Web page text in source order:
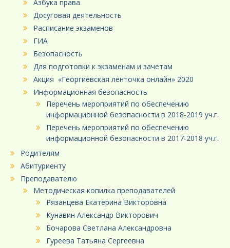
Азбука права
Досуговая деятельность
Расписание экзаменов
ГИА
Безопасность
Для подготовки к экзаменам и зачетам
Акция «Георгиевская ленточка онлайн» 2020
Информационная безопасность
Перечень мероприятий по обеспечению
информационной безопасности в 2018-2019 уч.г.
Перечень мероприятий по обеспечению
информационной безопасности в 2017-2018 уч.г.
Родителям
Абитуриенту
Преподавателю
Методическая копилка преподавателей
Рязанцева Екатерина Викторовна
Кунавин Александр Викторович
Бочарова Светлана Александровна
Гуреева Татьяна Сергеевна